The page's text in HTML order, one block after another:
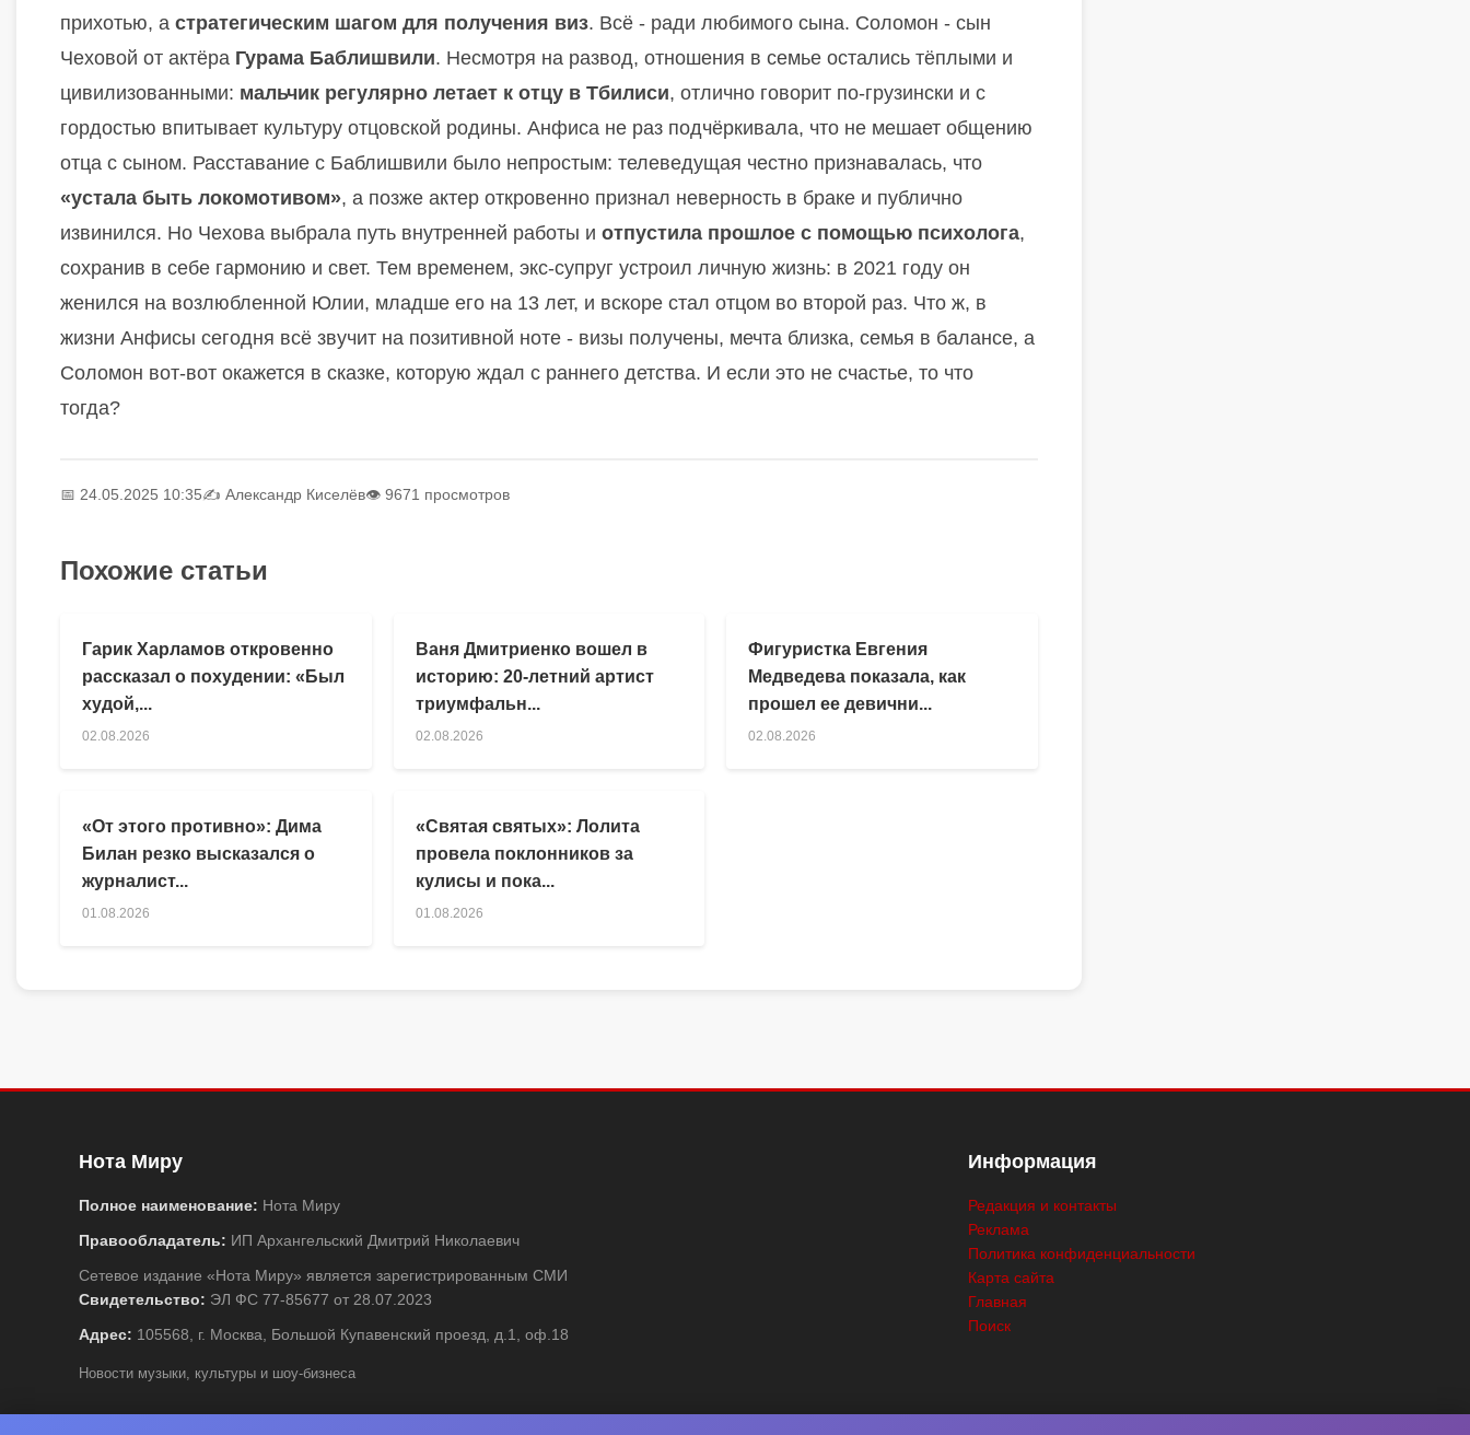
прихотью, а стратегическим шагом для получения виз. Всё - ради любимого сына. Соломон - сын
Чеховой от актёра Гурама Баблишвили. Несмотря на развод, отношения в семье остались тёплыми и
цивилизованными: мальчик регулярно летает к отцу в Тбилиси, отлично говорит по-грузински и с
гордостью впитывает культуру отцовской родины. Анфиса не раз подчёркивала, что не мешает общению
отца с сыном. Расставание с Баблишвили было непростым: телеведущая честно признавалась, что
«устала быть локомотивом», а позже актер откровенно признал неверность в браке и публично
извинился. Но Чехова выбрала путь внутренней работы и отпустила прошлое с помощью психолога,
сохранив в себе гармонию и свет. Тем временем, экс-супруг устроил личную жизнь: в 2021 году он
женился на возлюбленной Юлии, младше его на 13 лет, и вскоре стал отцом во второй раз. Что ж, в
жизни Анфисы сегодня всё звучит на позитивной ноте - визы получены, мечта близка, семья в балансе, а
Соломон вот-вот окажется в сказке, которую ждал с раннего детства. И если это не счастье, то что
тогда?
📅 24.05.2025 10:35✍️ Александр Киселёв👁 9671 просмотров
Похожие статьи
Гарик Харламов откровенно
рассказал о похудении: «Был
худой,...
02.08.2026
Ваня Дмитриенко вошел в
историю: 20-летний артист
триумфальн...
02.08.2026
Фигуристка Евгения
Медведева показала, как
прошел ее девични...
02.08.2026
«От этого противно»: Дима
Билан резко высказался о
журналист...
01.08.2026
«Святая святых»: Лолита
провела поклонников за
кулисы и пока...
01.08.2026
Нота Миру
Полное наименование: Нота Миру
Правообладатель: ИП Архангельский Дмитрий Николаевич
Сетевое издание «Нота Миру» является зарегистрированным СМИ
Свидетельство: ЭЛ ФС 77-85677 от 28.07.2023
Адрес: 105568, г. Москва, Большой Купавенский проезд, д.1, оф.18
Новости музыки, культуры и шоу-бизнеса
Информация
Редакция и контакты
Реклама
Политика конфиденциальности
Карта сайта
Главная
Поиск